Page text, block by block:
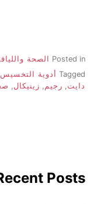
Posted in الصحة
Tagged أدوية التخسيس
دايت, رجيم, زينيكال,
Posts